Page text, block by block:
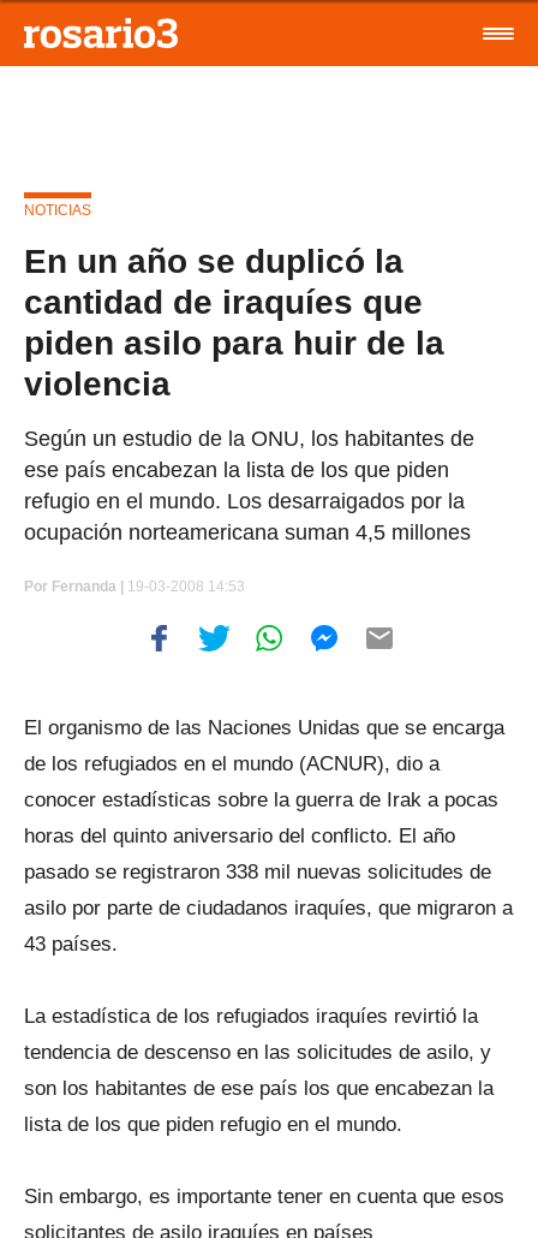
NOTICIAS
En un año se duplicó la
cantidad de iraquíes que
piden asilo para huir de la
violencia
Según un estudio de la ONU, los habitantes de
ese país encabezan la lista de los que piden
refugio en el mundo. Los desarraigados por la
ocupación norteamericana suman 4,5 millones
Por Fernanda | 19-03-2008 14:53
El organismo de las Naciones Unidas que se encarga
de los refugiados en el mundo (ACNUR), dio a
conocer estadísticas sobre la guerra de Irak a pocas
horas del quinto aniversario del conflicto. El año
pasado se registraron 338 mil nuevas solicitudes de
asilo por parte de ciudadanos iraquíes, que migraron a
43 países.
La estadística de los refugiados iraquíes revirtió la
tendencia de descenso en las solicitudes de asilo, y
son los habitantes de ese país los que encabezan la
lista de los que piden refugio en el mundo.
Sin embargo, es importante tener en cuenta que esos
solicitantes de asilo iraquíes en países